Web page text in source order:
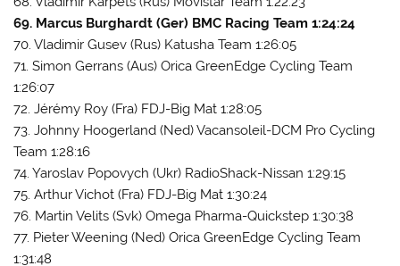
69. Marcus Burghardt (Ger) BMC Racing Team 1:24:24
70. Vladimir Gusev (Rus) Katusha Team 1:26:05
71. Simon Gerrans (Aus) Orica GreenEdge Cycling Team
1:26:07
72. Jérémy Roy (Fra) FDJ-Big Mat 1:28:05
73. Johnny Hoogerland (Ned) Vacansoleil-DCM Pro Cycling
Team 1:28:16
74. Yaroslav Popovych (Ukr) RadioShack-Nissan 1:29:15
75. Arthur Vichot (Fra) FDJ-Big Mat 1:30:24
76. Martin Velits (Svk) Omega Pharma-Quickstep 1:30:38
77. Pieter Weening (Ned) Orica GreenEdge Cycling Team
1:31:48